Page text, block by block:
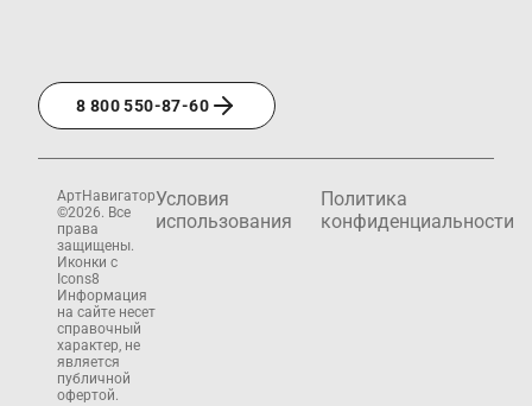
8 800 550-87-60
АртНавигатор
©2026. Все
права
защищены.
Иконки с
Icons8
Информация
на сайте несет
справочный
характер, не
является
публичной
офертой.
Условия
использования
Политика
конфиденциальности